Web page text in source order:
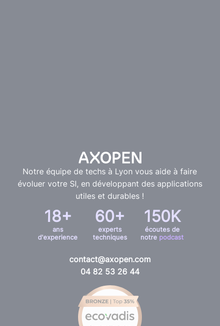
Notre équipe de techs à Lyon vous aide à faire
évoluer votre SI, en développant des applications
utiles et durables !
18+
ans
d'experience
60+
experts
techniques
150K
écoutes de
notre podcast
contact@axopen.com
04 82 53 26 44